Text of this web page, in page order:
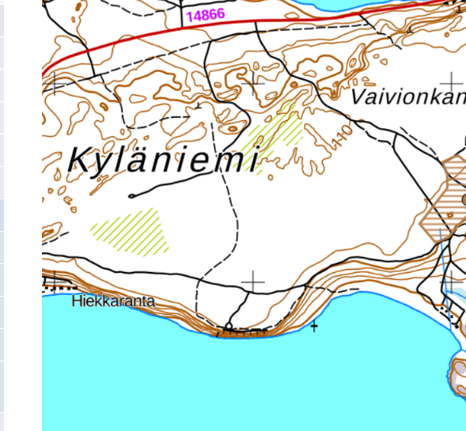
alasvetovalikkoa
alasvetovalikkoa
alasvetovalikkoa
alasvetovalikkoa
alasvetovalikkoa
alasvetovalikkoa
alasvetovalikkoa